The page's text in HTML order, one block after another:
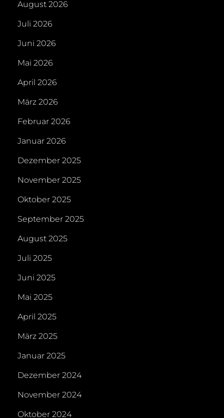
August 2026
Juli 2026
Juni 2026
Mai 2026
April 2026
März 2026
Februar 2026
Januar 2026
Dezember 2025
November 2025
Oktober 2025
September 2025
August 2025
Juli 2025
Juni 2025
Mai 2025
April 2025
März 2025
Januar 2025
Dezember 2024
November 2024
Oktober 2024